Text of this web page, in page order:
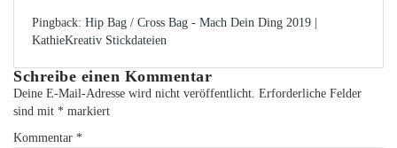
Pingback: Hip Bag / Cross Bag - Mach Dein Ding 2019 |
KathieKreativ Stickdateien
Schreibe einen Kommentar
Deine E-Mail-Adresse wird nicht veröffentlicht. Erforderliche Felder
sind mit * markiert
Kommentar *